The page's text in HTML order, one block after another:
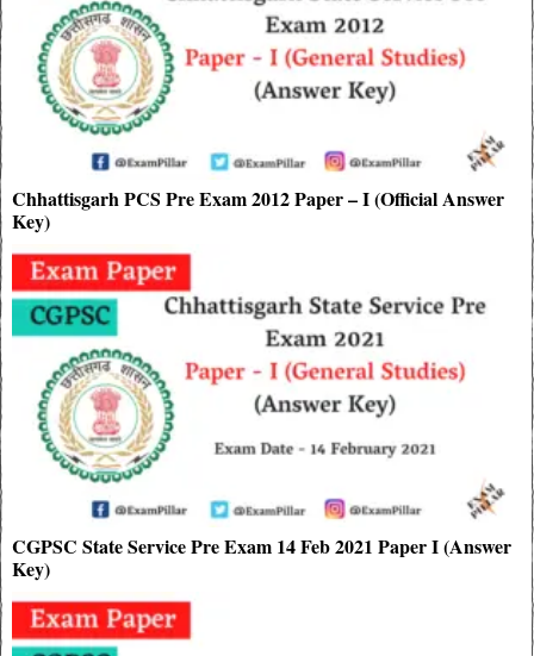
Chhattisgarh PCS Pre Exam 2012 Paper – I (Official Answer
Key)
CGPSC State Service Pre Exam 14 Feb 2021 Paper I (Answer
Key)